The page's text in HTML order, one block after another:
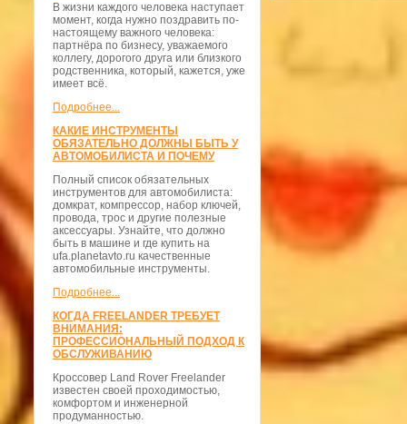
В жизни каждого человека наступает
момент, когда нужно поздравить по-
настоящему важного человека:
партнёра по бизнесу, уважаемого
коллегу, дорогого друга или близкого
родственника, который, кажется, уже
имеет всё.
Подробнее...
КАКИЕ ИНСТРУМЕНТЫ
ОБЯЗАТЕЛЬНО ДОЛЖНЫ БЫТЬ У
АВТОМОБИЛИСТА И ПОЧЕМУ
Полный список обязательных
инструментов для автомобилиста:
домкрат, компрессор, набор ключей,
провода, трос и другие полезные
аксессуары. Узнайте, что должно
быть в машине и где купить на
ufa.planetavto.ru качественные
автомобильные инструменты.
Подробнее...
КОГДА FREELANDER ТРЕБУЕТ
ВНИМАНИЯ:
ПРОФЕССИОНАЛЬНЫЙ ПОДХОД К
ОБСЛУЖИВАНИЮ
Кроссовер Land Rover Freelander
известен своей проходимостью,
комфортом и инженерной
продуманностью.